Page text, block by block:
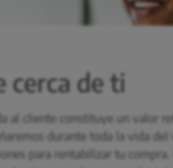
cerca de ti
al cliente constituye un valor
durante toda la vida del
para rentabilizar tu